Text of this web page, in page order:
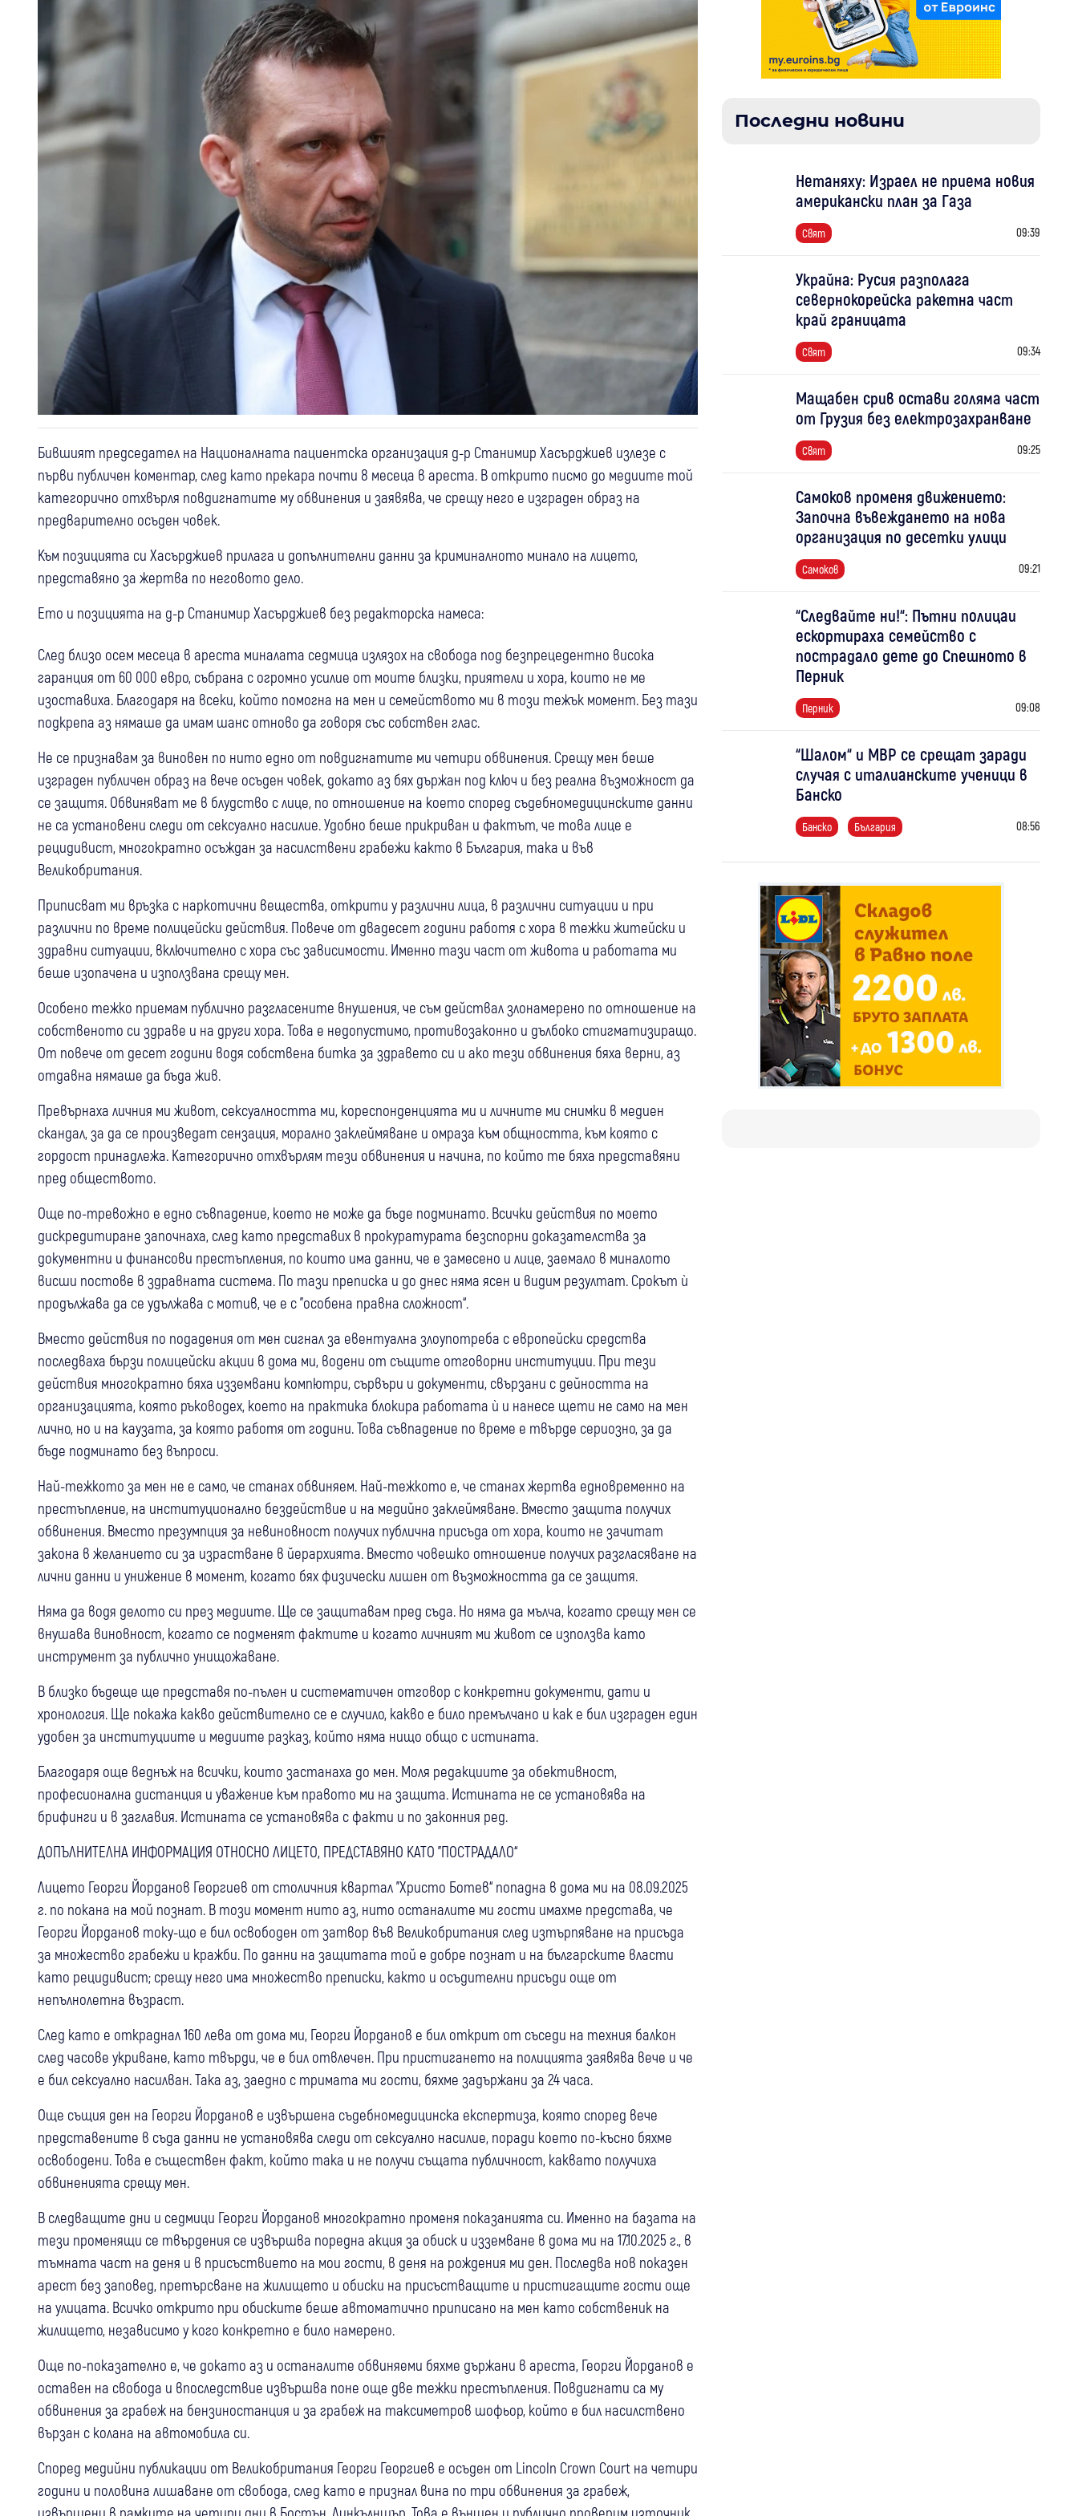
Бившият председател на Националната пациентска организация д-р Станимир Хасърджиев излезе с
първи публичен коментар, след като прекара почти 8 месеца в ареста. В открито писмо до медиите той
категорично отхвърля повдигнатите му обвинения и заявява, че срещу него е изграден образ на
предварително осъден човек.
Към позицията си Хасърджиев прилага и допълнителни данни за криминалното минало на лицето,
представяно за жертва по неговото дело.
Ето и позицията на д-р Станимир Хасърджиев без редакторска намеса:
След близо осем месеца в ареста миналата седмица излязох на свобода под безпрецедентно висока
гаранция от 60 000 евро, събрана с огромно усилие от моите близки, приятели и хора, които не ме
изоставиха. Благодаря на всеки, който помогна на мен и семейството ми в този тежък момент. Без тази
подкрепа аз нямаше да имам шанс отново да говоря със собствен глас.
Не се признавам за виновен по нито едно от повдигнатите ми четири обвинения. Срещу мен беше
изграден публичен образ на вече осъден човек, докато аз бях държан под ключ и без реална възможност да
се защитя. Обвиняват ме в блудство с лице, по отношение на което според съдебномедицинските данни
не са установени следи от сексуално насилие. Удобно беше прикриван и фактът, че това лице е
рецидивист, многократно осъждан за насилствени грабежи както в България, така и във
Великобритания.
Приписват ми връзка с наркотични вещества, открити у различни лица, в различни ситуации и при
различни по време полицейски действия. Повече от двадесет години работя с хора в тежки житейски и
здравни ситуации, включително с хора със зависимости. Именно тази част от живота и работата ми
беше изопачена и използвана срещу мен.
Особено тежко приемам публично разгласените внушения, че съм действал злонамерено по отношение на
собственото си здраве и на други хора. Това е недопустимо, противозаконно и дълбоко стигматизиращо.
От повече от десет години водя собствена битка за здравето си и ако тези обвинения бяха верни, аз
отдавна нямаше да бъда жив.
Превърнаха личния ми живот, сексуалността ми, кореспонденцията ми и личните ми снимки в медиен
скандал, за да се произведат сензация, морално заклеймяване и омраза към общността, към която с
гордост принадлежа. Категорично отхвърлям тези обвинения и начина, по който те бяха представяни
пред обществото.
Още по-тревожно е едно съвпадение, което не може да бъде подминато. Всички действия по моето
дискредитиране започнаха, след като представих в прокуратурата безспорни доказателства за
документни и финансови престъпления, по които има данни, че е замесено и лице, заемало в миналото
висши постове в здравната система. По тази преписка и до днес няма ясен и видим резултат. Срокът ѝ
продължава да се удължава с мотив, че е с "особена правна сложност“.
Вместо действия по подадения от мен сигнал за евентуална злоупотреба с европейски средства
последваха бързи полицейски акции в дома ми, водени от същите отговорни институции. При тези
действия многократно бяха изземвани компютри, сървъри и документи, свързани с дейността на
организацията, която ръководех, което на практика блокира работата ѝ и нанесе щети не само на мен
лично, но и на каузата, за която работя от години. Това съвпадение по време е твърде сериозно, за да
бъде подминато без въпроси.
Най-тежкото за мен не е само, че станах обвиняем. Най-тежкото е, че станах жертва едновременно на
престъпление, на институционално бездействие и на медийно заклеймяване. Вместо защита получих
обвинения. Вместо презумпция за невиновност получих публична присъда от хора, които не зачитат
закона в желанието си за израстване в йерархията. Вместо човешко отношение получих разгласяване на
лични данни и унижение в момент, когато бях физически лишен от възможността да се защитя.
Няма да водя делото си през медиите. Ще се защитавам пред съда. Но няма да мълча, когато срещу мен се
внушава виновност, когато се подменят фактите и когато личният ми живот се използва като
инструмент за публично унищожаване.
В близко бъдеще ще представя по-пълен и систематичен отговор с конкретни документи, дати и
хронология. Ще покажа какво действително се е случило, какво е било премълчано и как е бил изграден един
удобен за институциите и медиите разказ, който няма нищо общо с истината.
Благодаря още веднъж на всички, които застанаха до мен. Моля редакциите за обективност,
професионална дистанция и уважение към правото ми на защита. Истината не се установява на
брифинги и в заглавия. Истината се установява с факти и по законния ред.
ДОПЪЛНИТЕЛНА ИНФОРМАЦИЯ ОТНОСНО ЛИЦЕТО, ПРЕДСТАВЯНО КАТО "ПОСТРАДАЛО“
Лицето Георги Йорданов Георгиев от столичния квартал "Христо Ботев“ попадна в дома ми на 08.09.2025
г. по покана на мой познат. В този момент нито аз, нито останалите ми гости имахме представа, че
Георги Йорданов току-що е бил освободен от затвор във Великобритания след изтърпяване на присъда
за множество грабежи и кражби. По данни на защитата той е добре познат и на българските власти
като рецидивист; срещу него има множество преписки, както и осъдителни присъди още от
непълнолетна възраст.
След като е откраднал 160 лева от дома ми, Георги Йорданов е бил открит от съседи на техния балкон
след часове укриване, като твърди, че е бил отвлечен. При пристигането на полицията заявява вече и че
е бил сексуално насилван. Така аз, заедно с тримата ми гости, бяхме задържани за 24 часа.
Още същия ден на Георги Йорданов е извършена съдебномедицинска експертиза, която според вече
представените в съда данни не установява следи от сексуално насилие, поради което по-късно бяхме
освободени. Това е съществен факт, който така и не получи същата публичност, каквато получиха
обвиненията срещу мен.
В следващите дни и седмици Георги Йорданов многократно променя показанията си. Именно на базата на
тези променящи се твърдения се извършва поредна акция за обиск и изземване в дома ми на 17.10.2025 г., в
тъмната част на деня и в присъствието на мои гости, в деня на рождения ми ден. Последва нов показен
арест без заповед, претърсване на жилището и обиски на присъстващите и пристигащите гости още
на улицата. Всичко открито при обиските беше автоматично приписано на мен като собственик на
жилището, независимо у кого конкретно е било намерено.
Още по-показателно е, че докато аз и останалите обвиняеми бяхме държани в ареста, Георги Йорданов е
оставен на свобода и впоследствие извършва поне още две тежки престъпления. Повдигнати са му
обвинения за грабеж на бензиностанция и за грабеж на таксиметров шофьор, който е бил насилствено
вързан с колана на автомобила си.
Според медийни публикации от Великобритания Георги Георгиев е осъден от Lincoln Crown Court на четири
години и половина лишаване от свобода, след като е признал вина по три обвинения за грабеж,
извършени в рамките на четири дни в Бостън, Линкълншър. Това е външен и публично проверим източник,
Последни новини
Нетаняху: Израел не приема новия
американски план за Газа
Свят 09:39
Украйна: Русия разполага
севернокорейска ракетна част
край границата
Свят 09:34
Мащабен срив остави голяма част
от Грузия без електрозахранване
Свят 09:25
Самоков променя движението:
Започна въвеждането на нова
организация по десетки улици
Самоков 09:21
“Следвайте ни!“: Пътни полицаи
ескортираха семейство с
пострадало дете до Спешното в
Перник
Перник 09:08
“Шалом“ и МВР се срещат заради
случая с италианските ученици в
Банско
Банско България 08:56